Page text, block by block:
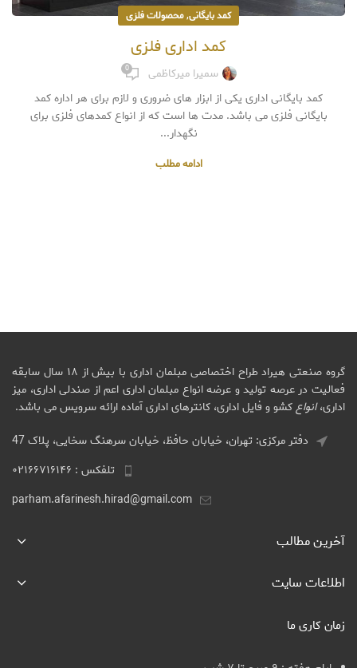
کمد بایگانی,محصولات فلزی
کمد اداری فلزی
سمیرا میرکاظمی 0
کمد بایگانی اداری یکی از ابزار های ضروری و لازم برای هر اداره کمد
بایگانی فلزی می باشد. مدت ها است که از انواع کمدهای فلزی برای
نگهدار...
ادامه مطلب
گروه صنعتی هیراد طراح اختصاصی مبلمان اداری با بیش از ۱۸ سال سابقه
فعالیت در عرصه تولید و عرضه انواع مبلمان اداری اعم از صندلی اداری، میز
اداری،انواعکشو و فایل اداری، کانترهای اداری آماده ارائه سرویس می باشد.
دفتر مرکزی: تهران، خیابان حافظ، خیابان سرهنگ سخایی، پلاک 47
تلفکس : ۰۲۱۶۶۷۱۶۱۴۶
parham.afarinesh.hirad@gmail.com
آخرین مطالب
اطلاعات سایت
زمان کاری ما